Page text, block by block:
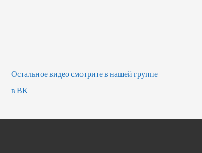
Остальное видео смотрите в нашей группе
в ВК